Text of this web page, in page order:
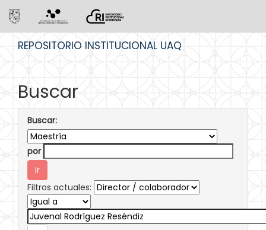
REPOSITORIO INSTITUCIONAL UAQ
Buscar
Buscar:
por
Filtros actuales: